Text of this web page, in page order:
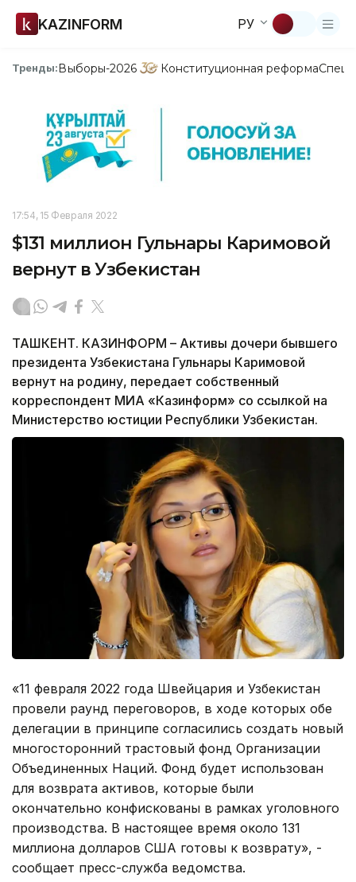
KAZINFORM РУ
Тренды:Выборы-2026 Конституционная реформа
17:54, 15 Февраля 2022
$131 миллион Гульнары Каримовой
вернут в Узбекистан
ТАШКЕНТ. КАЗИНФОРМ – Активы дочери бывшего
президента Узбекистана Гульнары Каримовой
вернут на родину, передает собственный
корреспондент МИА «Казинформ» со ссылкой на
Министерство юстиции Республики Узбекистан.
«11 февраля 2022 года Швейцария и Узбекистан
провели раунд переговоров, в ходе которых обе
делегации в принципе согласились создать новый
многосторонний трастовый фонд Организации
Объединенных Наций. Фонд будет использован
для возврата активов, которые были
окончательно конфискованы в рамках уголовного
производства. В настоящее время около 131
миллиона долларов США готовы к возврату», -
сообщает пресс-служба ведомства.